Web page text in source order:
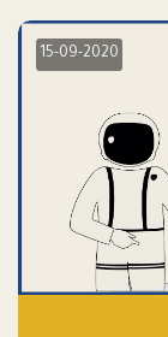
15-09-2020